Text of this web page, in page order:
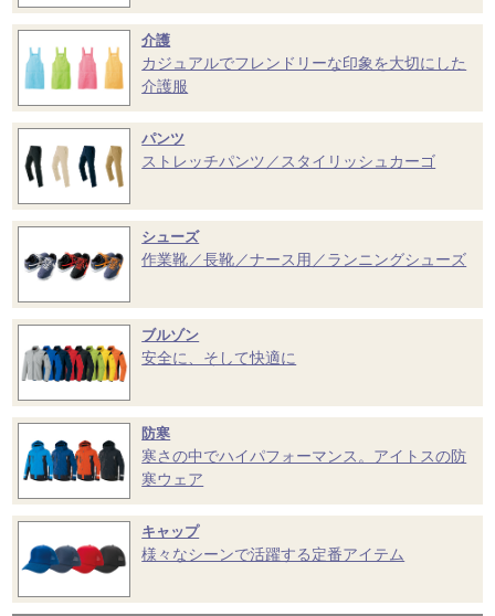
介護
カジュアルでフレンドリーな印象を大切にした
介護服
パンツ
ストレッチパンツ／スタイリッシュカーゴ
シューズ
作業靴／長靴／ナース用／ランニングシューズ
ブルゾン
安全に、そして快適に
防寒
寒さの中でハイパフォーマンス。アイトスの防
寒ウェア
キャップ
様々なシーンで活躍する定番アイテム